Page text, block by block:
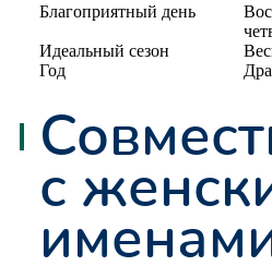
Благоприятный день
Идеальный сезон
Год
с